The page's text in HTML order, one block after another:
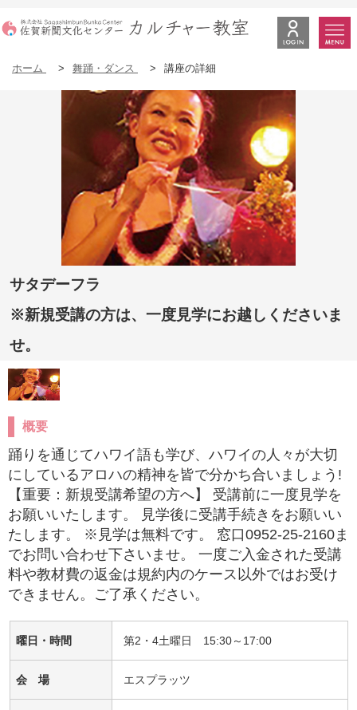
ホーム > 舞踊・ダンス > 講座の詳細
サタデーフラ
※新規受講の方は、一度見学にお越しくださいま
せ。
概要
踊りを通じてハワイ語も学び、ハワイの人々が大切
にしているアロハの精神を皆で分かち合いましょう!
【重要：新規受講希望の方へ】 受講前に一度見学を
お願いいたします。 見学後に受講手続きをお願いい
たします。 ※見学は無料です。 窓口0952-25-2160ま
でお問い合わせ下さいませ。 一度ご入金された受講
料や教材費の返金は規約内のケース以外ではお受け
できません。ご了承ください。
曜日・時間 第2・4土曜日 15:30～17:00
会 場 エスプラッツ